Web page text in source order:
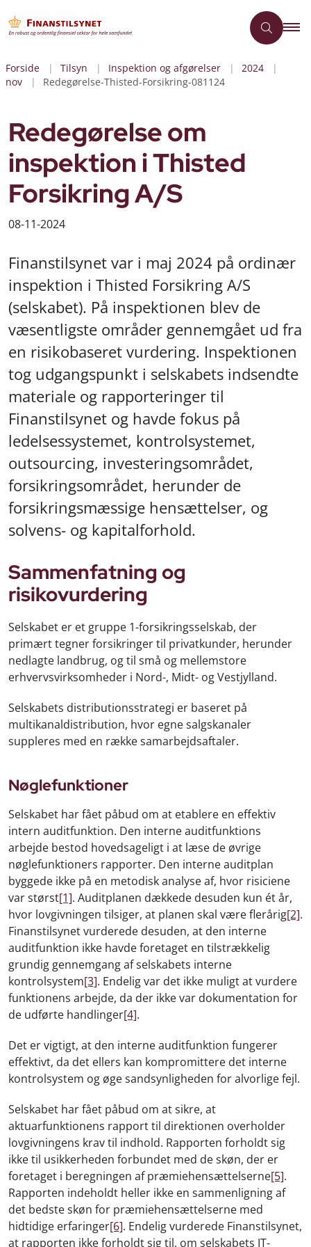
Forside Tilsyn Inspektion og afgørelser
2024
nov
Redegørelse-Thisted-Forsikring-081124
Redegørelse om
inspektion i Thisted
Forsikring A/S
08-11-2024
Finanstilsynet var i maj 2024 på ordinær
inspektion i Thisted Forsikring A/S
(selskabet). På inspektionen blev de
væsentligste områder gennemgået ud fra
en risikobaseret vurdering. Inspektionen
tog udgangspunkt i selskabets indsendte
materiale og rapporteringer til
Finanstilsynet og havde fokus på
ledelsessystemet, kontrolsystemet,
outsourcing, investeringsområdet,
forsikringsområdet, herunder de
forsikringsmæssige hensættelser, og
solvens- og kapitalforhold.
Sammenfatning og
risikovurdering
Selskabet er et gruppe 1-forsikringsselskab, der
primært tegner forsikringer til privatkunder, herunder
nedlagte landbrug, og til små og mellemstore
erhvervsvirksomheder i Nord-, Midt- og Vestjylland.
Selskabets distributionsstrategi er baseret på
multikanaldistribution, hvor egne salgskanaler
suppleres med en række samarbejdsaftaler.
Nøglefunktioner
Selskabet har fået påbud om at etablere en effektiv
intern auditfunktion. Den interne auditfunktions
arbejde bestod hovedsageligt i at læse de øvrige
nøglefunktioners rapporter. Den interne auditplan
byggede ikke på en metodisk analyse af, hvor risiciene
var størst[1]. Auditplanen dækkede desuden kun ét år,
hvor lovgivningen tilsiger, at planen skal være flerårig[2].
Finanstilsynet vurderede desuden, at den interne
auditfunktion ikke havde foretaget en tilstrækkelig
grundig gennemgang af selskabets interne
kontrolsystem[3]. Endelig var det ikke muligt at vurdere
funktionens arbejde, da der ikke var dokumentation for
de udførte handlinger[4].
Det er vigtigt, at den interne auditfunktion fungerer
effektivt, da det ellers kan kompromittere det interne
kontrolsystem og øge sandsynligheden for alvorlige fejl.
Selskabet har fået påbud om at sikre, at
aktuarfunktionens rapport til direktionen overholder
lovgivningens krav til indhold. Rapporten forholdt sig
ikke til usikkerheden forbundet med de skøn, der er
foretaget i beregningen af præmiehensættelserne[5].
Rapporten indeholdt heller ikke en sammenligning af
det bedste skøn for præmiehensættelserne med
hidtidige erfaringer[6]. Endelig vurderede Finanstilsynet,
at rapporten ikke forholdt sig til, om selskabets IT-